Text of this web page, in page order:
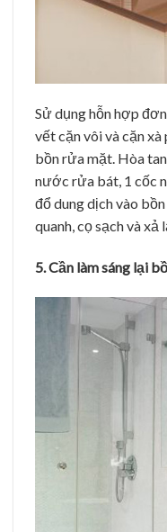
Sử dụng hỗn hợp
vết cặn vôi và cặn xà
bồn rửa mặt. Hòa
nước rửa bát, 1 cốc
đổ dung dịch vào
quanh, cọ sạch và
5. Cần làm sáng lại